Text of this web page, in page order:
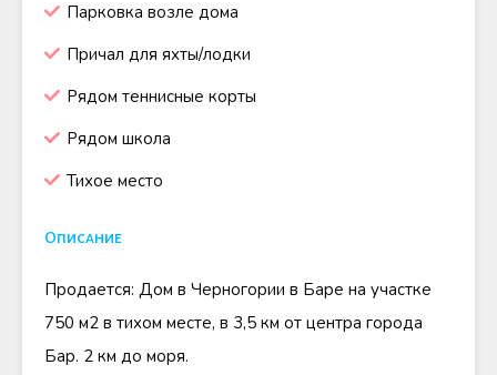
Парковка возле дома
Причал для яхты/лодки
Рядом теннисные корты
Рядом школа
Тихое место
Описание
Продается: Дом в Черногории в Баре на участке
750 м2 в тихом месте, в 3,5 км от центра города
Бар. 2 км до моря.